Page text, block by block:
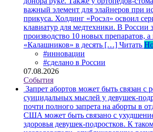
важный элемент для элайнеров при
прикуса. Холдинг «Росэл» освоил
клавиатур для медтехники. В России
производство 10 новых препаратов, а
«Калашников» в десять […] Читать
#инновации
#сделано в России
07.08.2026
События
Запрет абортов может быть связан с
суицидальных мыслей у девушек-
почти полного запрета на аборты в
США может быть связано с
здоровья девушек-подростков. К